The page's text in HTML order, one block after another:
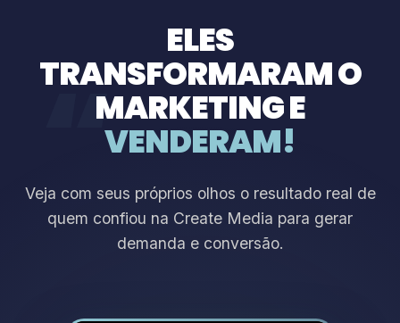
“
ELES
TRANSFORMARAM O
MARKETING E
VENDERAM!
Veja com seus próprios olhos o resultado real de
quem confiou na Create Media para gerar
demanda e conversão.